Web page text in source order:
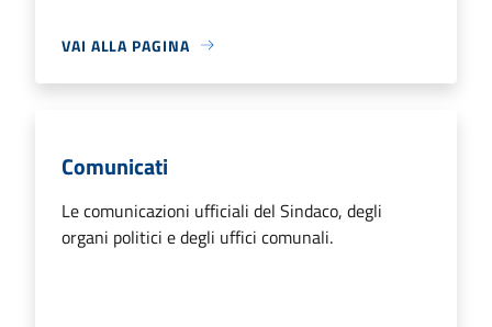
VAI ALLA PAGINA
Comunicati
Le comunicazioni ufficiali del Sindaco, degli
organi politici e degli uffici comunali.